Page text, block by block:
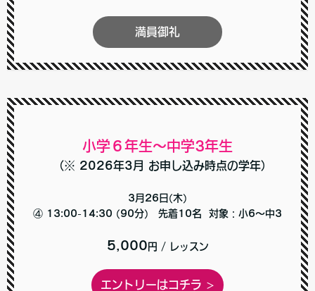
満員御礼
小学６年生～中学3年生
（※ 2026年3月 お申し込み時点の学年）
3月26日(木)
④ 13:00-14:30 (90分) 先着10名 対象：小6～中3
5,000 円 / レッスン
エントリーはコチラ >